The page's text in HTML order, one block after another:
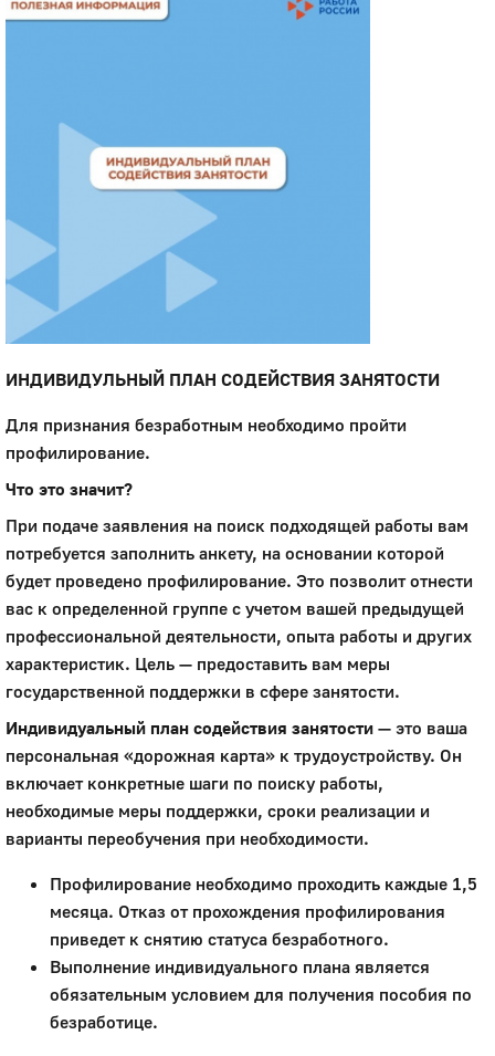
ИНДИВИДУЛЬНЫЙ ПЛАН СОДЕЙСТВИЯ ЗАНЯТОСТИ
Для признания безработным необходимо пройти
профилирование.
Что это значит?
При подаче заявления на поиск подходящей работы вам
потребуется заполнить анкету, на основании которой
будет проведено профилирование. Это позволит отнести
вас к определенной группе с учетом вашей предыдущей
профессиональной деятельности, опыта работы и других
характеристик. Цель — предоставить вам меры
государственной поддержки в сфере занятости.
Индивидуальный план содействия занятости — это ваша
персональная «дорожная карта» к трудоустройству. Он
включает конкретные шаги по поиску работы,
необходимые меры поддержки, сроки реализации и
варианты переобучения при необходимости.
Профилирование необходимо проходить каждые 1,5
месяца. Отказ от прохождения профилирования
приведет к снятию статуса безработного.
Выполнение индивидуального плана является
обязательным условием для получения пособия по
безработице.